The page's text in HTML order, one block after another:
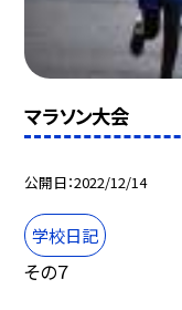
マラソン大会
公開日 2022/12/14
学校日記
その７